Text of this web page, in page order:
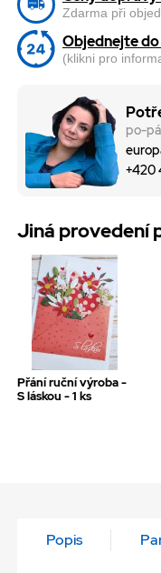
Zdarma při
Objednejte
(klikni pro
po-
+420
Jiná provedení
Přání ruční výroba -
S láskou - 1 ks
Popis